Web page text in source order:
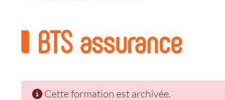
BTS assurance
Cette formation est archivée.